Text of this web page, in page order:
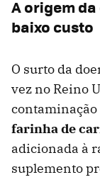
A origem
baixo custo
O surto da
vez no Reino
contaminação
farinha de
adicionada à
suplemento